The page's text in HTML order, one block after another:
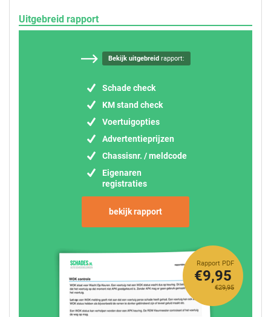
Uitgebreid rapport
Bekijk uitgebreidrapport:
Schade check
KM stand check
Voertuigopties
Advertentieprijzen
Chassisnr. / meldcode
Eigenaren
registraties
bekijk rapport
Rapport PDF
€29,95
€9,95